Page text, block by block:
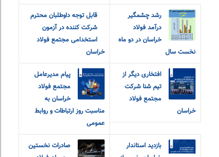
رشد چشمگیر
درآمد فولاد
خراسان در دو ماه
نخست سال
قابل توجه داوطلبان محترم
شرکت کننده در آزمون
استخدامی مجتمع فولاد
خراسان
افتخاری دیگر از
تیم شنا شرکت
مجتمع فولاد
خراسان
پیام مدیرعامل
مجتمع فولاد
خراسان به
مناسبت روز ارتباطات و روابط
عمومی
بازدید استاندار
صادرات نخستین